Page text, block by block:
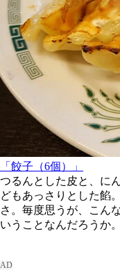
「餃子（6個）」
つるんとした皮と、に
どもあっさりとした餡
さ。毎度思うが、こん
いうことなんだろうか。